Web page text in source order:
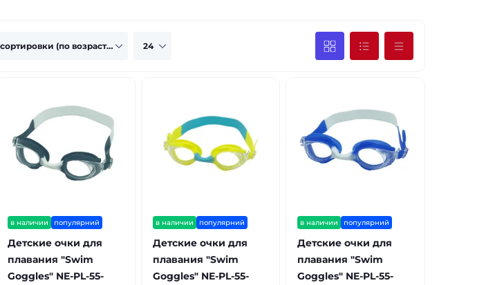
в наличии популярний
Детские очки для
плавания "Swim
Goggles" NE-PL-55-
в наличии популярний
Детские очки для
плавания "Swim
Goggles" NE-PL-55-
в наличии популярний
Детские очки для
плавания "Swim
Goggles" NE-PL-55-